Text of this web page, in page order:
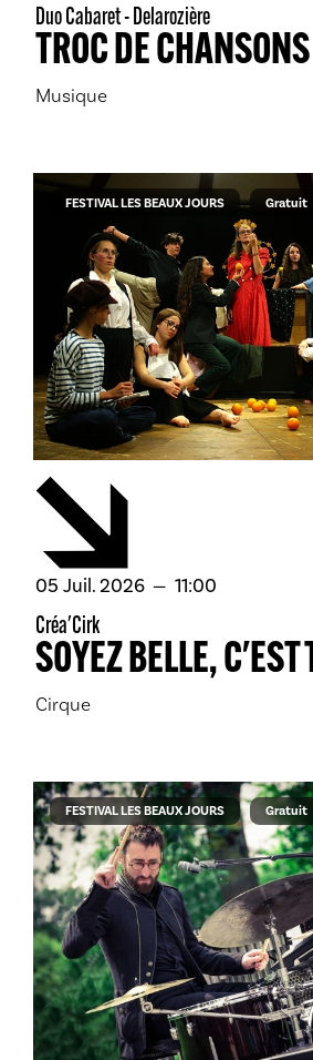
Duo Cabaret - Delarozière
TROC DE CHANSONS
Musique
Créa'Cirk
SOYEZ BELLE, C'EST
Cirque
05 juillet
Juil. 2026 11:00
FESTIVAL LES BEAUX JOURS Gratuit
FESTIVAL LES BEAUX JOURS Gratuit